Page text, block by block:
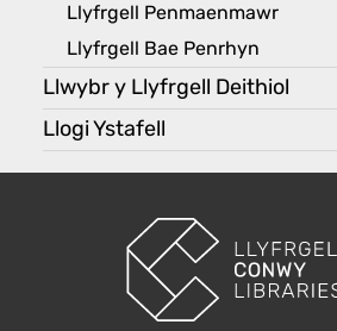
Llyfrgell Penmaenmawr
Llyfrgell Bae Penrhyn
Llwybr y Llyfrgell Deithiol
Llogi Ystafell